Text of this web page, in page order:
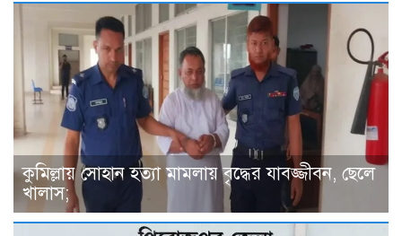
কুমিল্লায় সোহান হত্যা মামলায় বৃদ্ধের যাবজ্জীবন, ছেলে
খালাস;